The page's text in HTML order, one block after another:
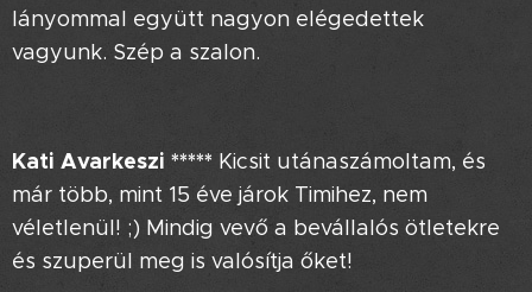
lányommal együtt nagyon elégedettek
vagyunk. Szép a szalon.
Kati Avarkeszi ***** Kicsit utánaszámoltam, és
már több, mint 15 éve járok Timihez, nem
véletlenül! ;) Mindig vevő a bevállalós ötletekre
és szuperül meg is valósítja őket!